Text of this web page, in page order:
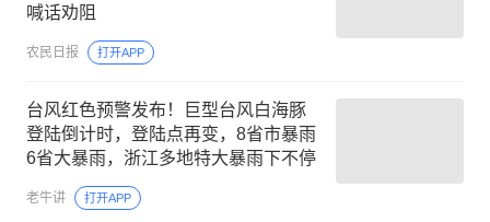
喊话劝阻
农民日报 打开APP
台风红色预警发布！巨型台风白海豚
登陆倒计时，登陆点再变，8省市暴雨
6省大暴雨，浙江多地特大暴雨下不停
老牛讲 打开APP